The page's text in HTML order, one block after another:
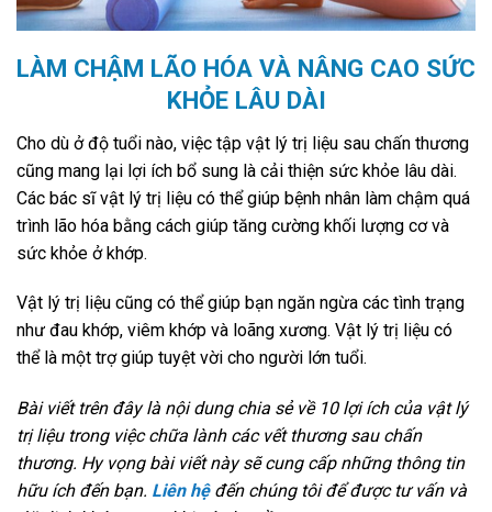
LÀM CHẬM LÃO HÓA VÀ NÂNG CAO SỨC
KHỎE LÂU DÀI
Cho dù ở độ tuổi nào, việc tập vật lý trị liệu sau chấn thương
cũng mang lại lợi ích bổ sung là cải thiện sức khỏe lâu dài.
Các bác sĩ vật lý trị liệu có thể giúp bệnh nhân làm chậm quá
trình lão hóa bằng cách giúp tăng cường khối lượng cơ và
sức khỏe ở khớp.
Vật lý trị liệu cũng có thể giúp bạn ngăn ngừa các tình trạng
như đau khớp, viêm khớp và loãng xương. Vật lý trị liệu có
thể là một trợ giúp tuyệt vời cho người lớn tuổi.
Bài viết trên đây là nội dung chia sẻ về 10 lợi ích của vật lý
trị liệu trong việc chữa lành các vết thương sau chấn
thương. Hy vọng bài viết này sẽ cung cấp những thông tin
hữu ích đến bạn. Liên hệđến chúng tôi để được tư vấn và